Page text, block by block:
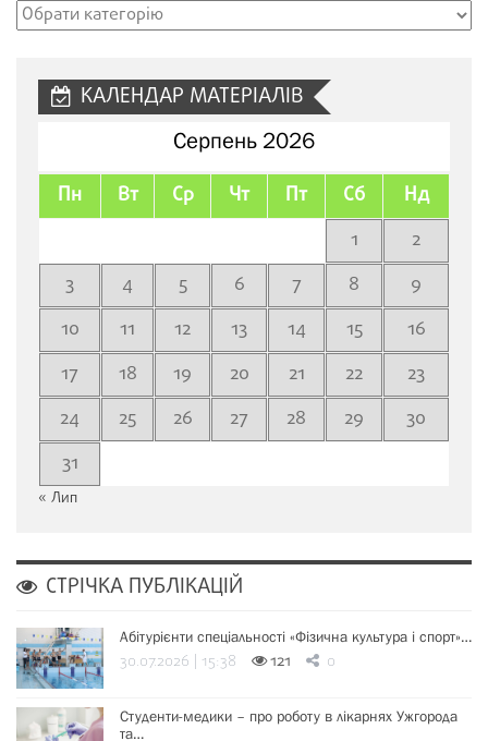
Рубрики
КАЛЕНДАР МАТЕРІАЛІВ
Серпень 2026
Пн Вт Ср Чт Пт Сб Нд
1
2
3
4 5 6 7 8
9
10
11 12 13 14 15
16
17
18 19 20 21 22
23
24
25 26 27 28 29
30
31
« Лип
СТРІЧКА ПУБЛІКАЦІЙ
Абітурієнти спеціальності «Фізична культура і спорт»…
30.07.2026 | 15:38 121 0
Студенти-медики – про роботу в лікарнях Ужгорода
та…